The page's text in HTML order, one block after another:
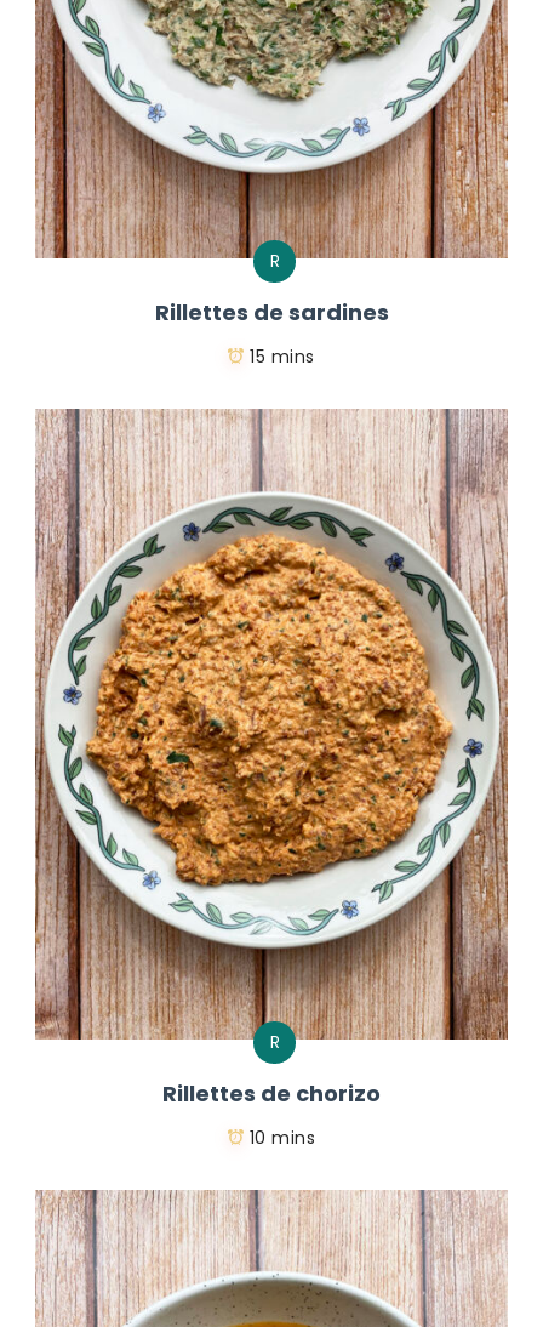
R
Rillettes de sardines
15 mins
R
Rillettes de chorizo
10 mins